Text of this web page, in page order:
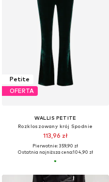
Petite
OFERTA
WALLIS PETITE
Rozkloszowany krój Spodnie
113,96 zł
Pierwotnie: 359,90 zł
Ostatnia najniższa cena:104,90 zł